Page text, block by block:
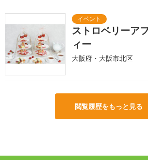
ストロベリーア
ィー
大阪府・大阪市北区
閲覧履歴をもっと見る